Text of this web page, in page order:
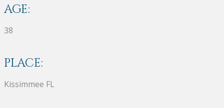
AGE:
38
PLACE:
Kissimmee FL